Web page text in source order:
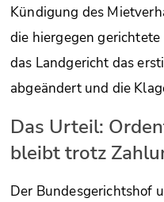
Kündigung des
die hiergegen
das Landgericht das
abgeändert und die
Das Urteil:
bleibt trotz
Der Bundesgerichtshof